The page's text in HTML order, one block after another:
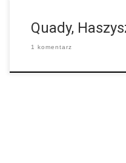
Quady,
1 komentarz